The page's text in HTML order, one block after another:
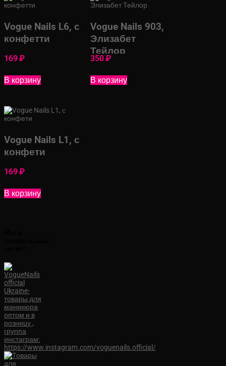
Vogue Nails L6, с
конфетти
169₽
В корзину
Vogue Nails 903,
Элизабет
Тейлор
350₽
В корзину
Vogue Nails L1, с
конфети
169₽
В корзину